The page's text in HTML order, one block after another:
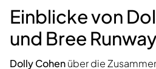
Einblicke von
und Bree Runway
Dolly Cohenüber die